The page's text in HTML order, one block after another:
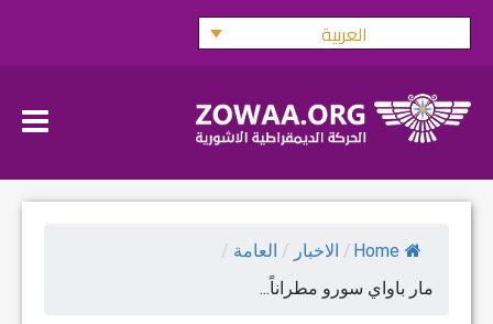
Skip
العربية
Home
/ الاخبار / العامة /
مار باواي سورو مطراناً...